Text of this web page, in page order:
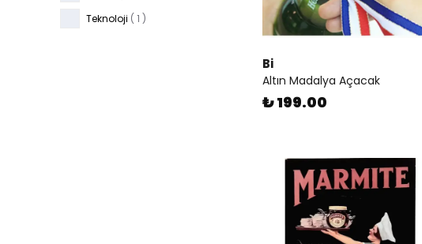
Teknoloji ( 1 )
Bi
Altın Madalya Açacak
₺ 199.00